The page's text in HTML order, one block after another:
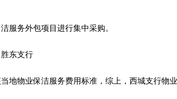
服务外包项目进行集中采购。
胜东支行
地物业保洁服务费用标准，综上，西城支行物